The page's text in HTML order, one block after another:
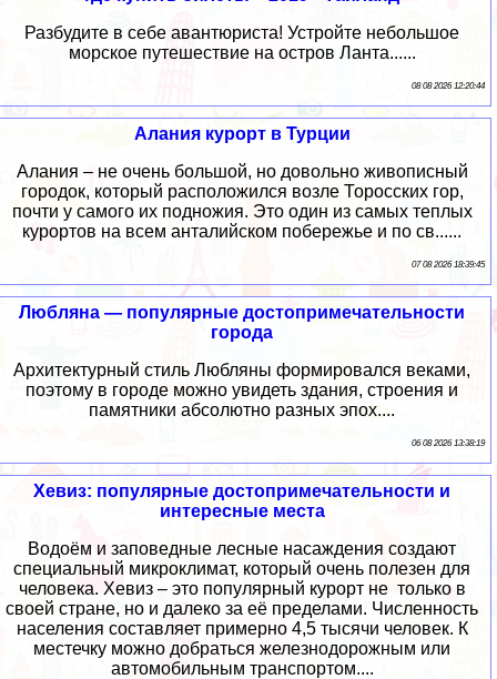
Разбудите в себе авантюриста! Устройте небольшое
морское путешествие на остров Ланта......
08 08 2026 12:20:44
Алания курорт в Турции
Алания – не очень большой, но довольно живописный
городок, который расположился возле Торосских гор,
почти у самого их подножия. Это один из самых теплых
курортов на всем анталийском побережье и по св......
07 08 2026 18:39:45
Любляна — популярные достопримечательности
города
Архитектурный стиль Любляны формировался веками,
поэтому в городе можно увидеть здания, строения и
памятники абсолютно разных эпох....
06 08 2026 13:38:19
Хевиз: популярные достопримечательности и
интересные места
Водоём и заповедные лесные насаждения создают
специальный микроклимат, который очень полезен для
человека. Хевиз – это популярный курорт не только в
своей стране, но и далеко за её пределами. Численность
населения составляет примерно 4,5 тысячи человек. К
местечку можно добраться железнодорожным или
автомобильным транспортом....